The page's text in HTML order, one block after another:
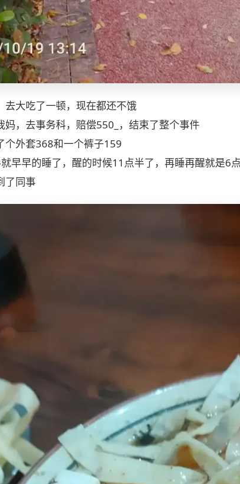
去大吃了一顿，现在都还不饿
妈，去事务科，赔偿550_，结束了整个事件
个外套368和一个裤子159
早早的睡了，醒的时候11点半了，再睡再醒就是6
了同事